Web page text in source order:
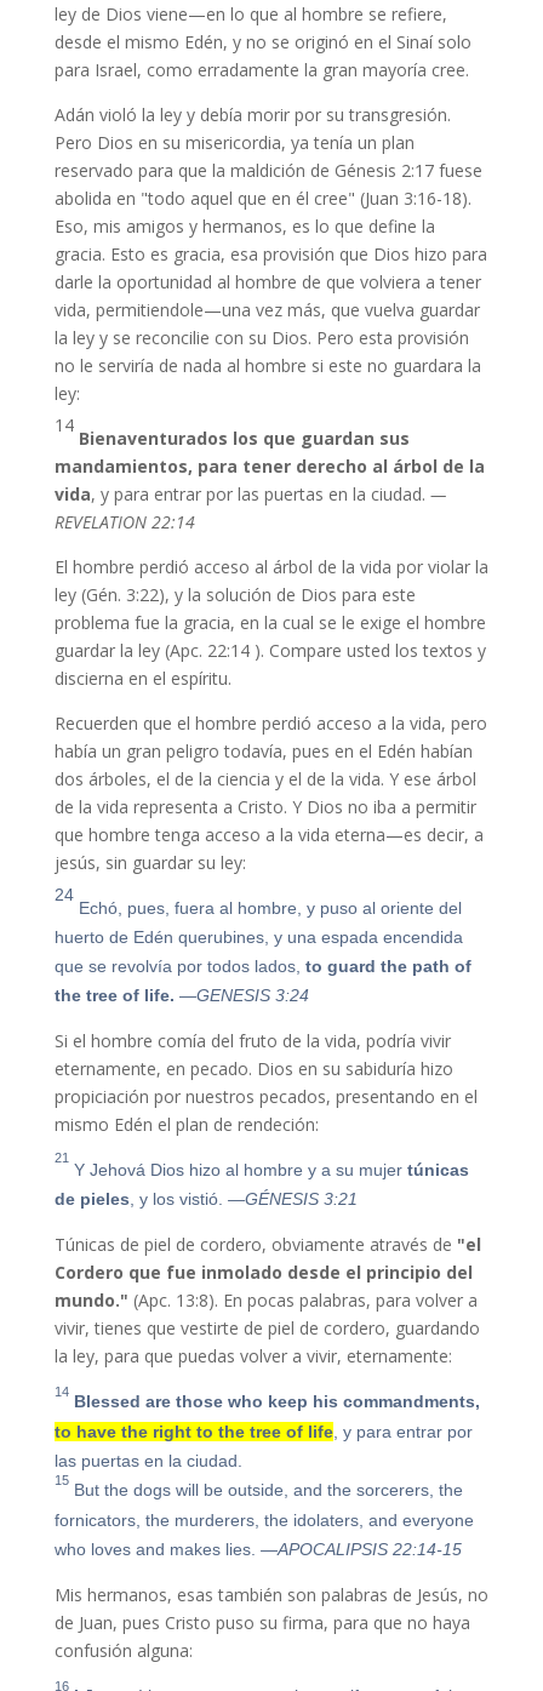
ley de Dios viene—en lo que al hombre se refiere,
desde el mismo Edén, y no se originó en el Sinaí solo
para Israel, como erradamente la gran mayoría cree.
Adán violó la ley y debía morir por su transgresión.
Pero Dios en su misericordia, ya tenía un plan
reservado para que la maldición de Génesis 2:17 fuese
abolida en "todo aquel que en él cree" (Juan 3:16-18).
Eso, mis amigos y hermanos, es lo que define la
gracia. Esto es gracia, esa provisión que Dios hizo para
darle la oportunidad al hombre de que volviera a tener
vida, permitiendole—una vez más, que vuelva guardar
la ley y se reconcilie con su Dios. Pero esta provisión
no le serviría de nada al hombre si este no guardara la
ley:
14
Bienaventurados los que guardan sus
mandamientos, para tener derecho al árbol de la
vida, y para entrar por las puertas en la ciudad. —
REVELATION 22:14
El hombre perdió acceso al árbol de la vida por violar la
ley (Gén. 3:22), y la solución de Dios para este
problema fue la gracia, en la cual se le exige el hombre
guardar la ley (Apc. 22:14 ). Compare usted los textos y
discierna en el espíritu.
Recuerden que el hombre perdió acceso a la vida, pero
había un gran peligro todavía, pues en el Edén habían
dos árboles, el de la ciencia y el de la vida. Y ese árbol
de la vida representa a Cristo. Y Dios no iba a permitir
que hombre tenga acceso a la vida eterna—es decir, a
jesús, sin guardar su ley:
24
Echó, pues, fuera al hombre, y puso al oriente del
huerto de Edén querubines, y una espada encendida
que se revolvía por todos lados, to guard the path of
the tree of life. —GENESIS 3:24
Si el hombre comía del fruto de la vida, podría vivir
eternamente, en pecado. Dios en su sabiduría hizo
propiciación por nuestros pecados, presentando en el
mismo Edén el plan de rendeción:
21
Y Jehová Dios hizo al hombre y a su mujer túnicas
de pieles , y los vistió. —GÉNESIS 3:21
Túnicas de piel de cordero, obviamente através de "el
Cordero que fue inmolado desde el principio del
mundo." (Apc. 13:8). En pocas palabras, para volver a
vivir, tienes que vestirte de piel de cordero, guardando
la ley, para que puedas volver a vivir, eternamente:
14 Blessed are those who keep his commandments,
to have the right to the tree of life, y para entrar por
las puertas en la ciudad.
15But the dogs will be outside, and the sorcerers, the
fornicators, the murderers, the idolaters, and everyone
who loves and makes lies. —APOCALIPSIS 22:14-15
Mis hermanos, esas también son palabras de Jesús, no
de Juan, pues Cristo puso su firma, para que no haya
confusión alguna:
16